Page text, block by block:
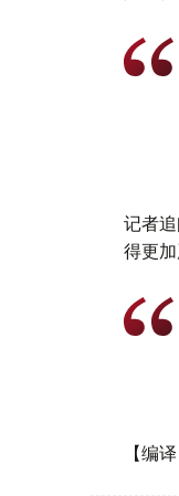
记者
得更
【编